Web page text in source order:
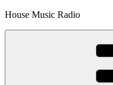
House Music Radio